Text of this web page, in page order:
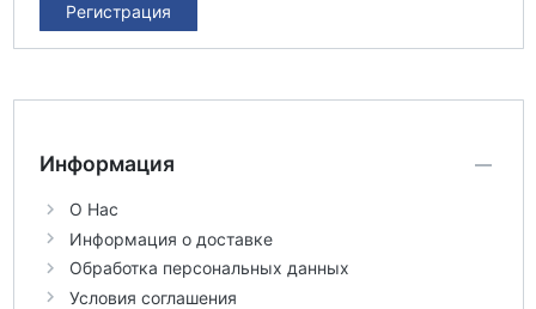
Регистрация
Информация
О Нас
Информация о доставке
Обработка персональных данных
Условия соглашения